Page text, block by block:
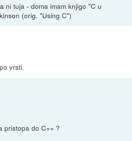
ni tuja - doma imam knjigo "C u
(orig. "Using C")
vrsti.
pristopa do C++ ?